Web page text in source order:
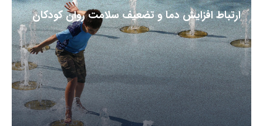
ارتباط افزایش دما و تضعیف سلامت روان کودکان